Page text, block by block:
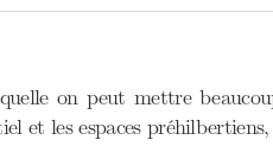
on peut mettre
et les espaces